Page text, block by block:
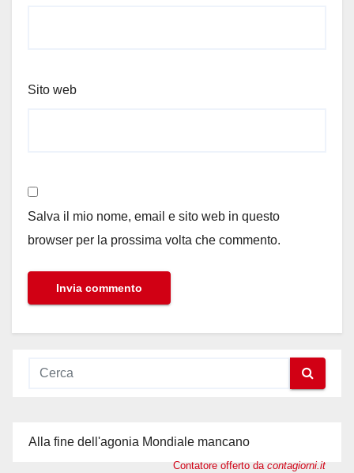
Sito web
Salva il mio nome, email e sito web in questo
browser per la prossima volta che commento.
Alla fine dell'agonia Mondiale mancano
Contatore offerto da contagiorni.it